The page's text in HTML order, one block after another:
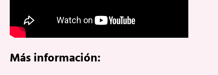
Más información: